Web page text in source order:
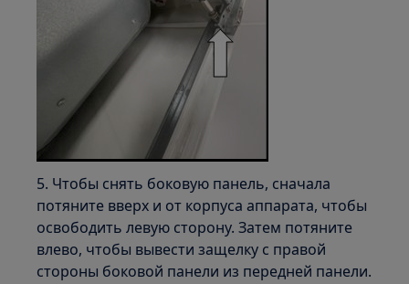
5. Чтобы снять боковую панель, сначала
потяните вверх и от корпуса аппарата, чтобы
освободить левую сторону. Затем потяните
влево, чтобы вывести защелку с правой
стороны боковой панели из передней панели.